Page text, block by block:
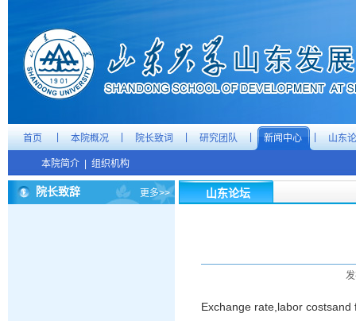
首页 本院概况 院长致词 研究团队 新闻中心 山东
本院简介 组织机构
院长致辞 更多>> 山东论坛
Exchange rate,labor costsand